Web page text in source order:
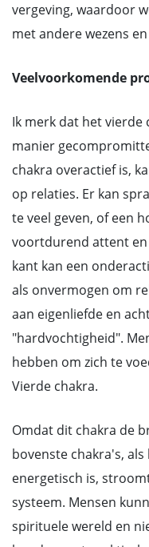
vergeving, waardoor
met andere wezens
Veelvoorkomende
Ik merk dat het vierde
manier
chakra overactief is,
op relaties. Er kan
te veel geven, of een
voortdurend attent en
kant kan een
als onvermogen om
aan eigenliefde en
"hardvochtigheid".
hebben om zich te
Vierde chakra.
Omdat dit chakra de
bovenste chakra's,
energetisch is,
systeem. Mensen
spirituele wereld en